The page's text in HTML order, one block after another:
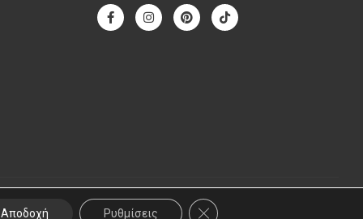
Αποδοχή Ρυθμίσεις ΚΛΕΊΣΙΜΟ ΤΟΥ COOKIE